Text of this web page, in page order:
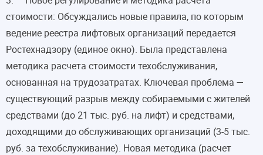
стоимости: Обсуждались новые правила, по которым
ведение реестра лифтовых организаций передается
Ростехнадзору (единое окно). Была представлена
методика расчета стоимости техобслуживания,
основанная на трудозатратах. Ключевая проблема —
существующий разрыв между собираемыми с жителей
средствами (до 21 тыс. руб. на лифт) и средствами,
доходящими до обслуживающих организаций (3-5 тыс.
руб. за техобслуживание). Новая методика (расчет